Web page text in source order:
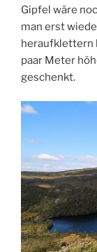
Gipfel wäre
man erst
heraufklettern
paar Meter
geschenkt.